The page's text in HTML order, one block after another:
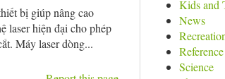
bị giúp nâng cao
laser hiện đại cho phép
Máy laser dòng...
Kids and
News
Reference
Science